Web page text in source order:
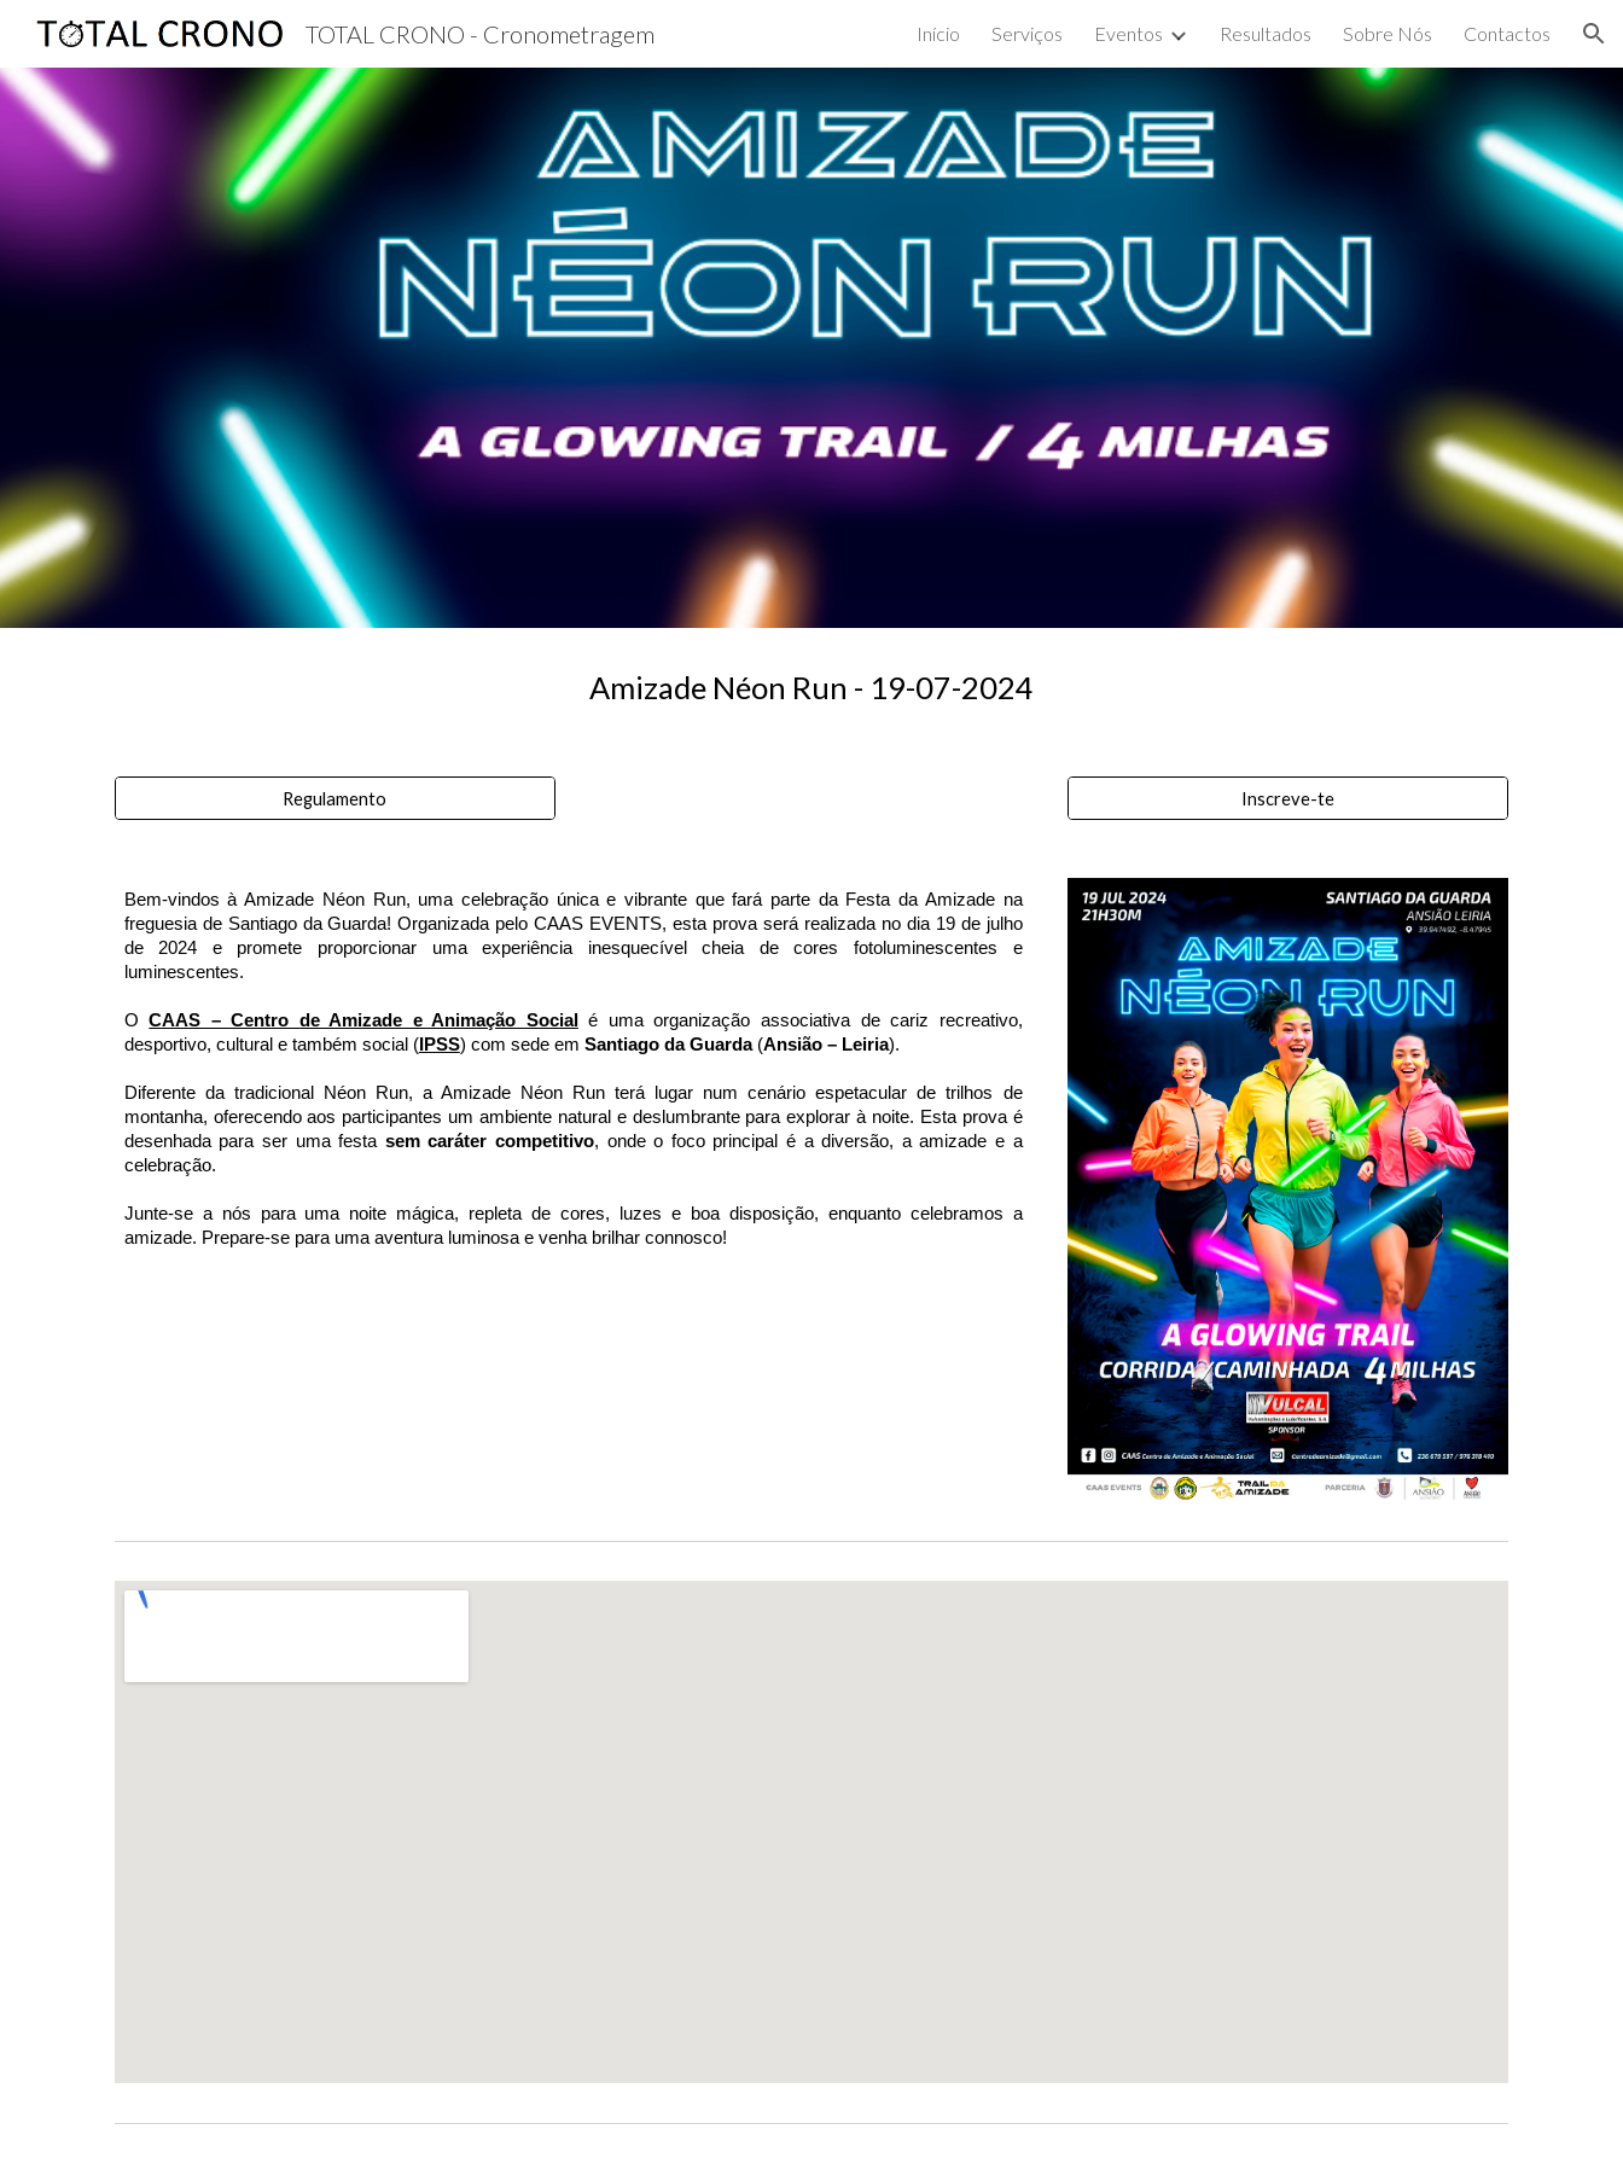
Skip to main content Skip to navigation
TOTAL CRONO - Cronometragem Início Serviços Eventos Resultados Sobre Nós Contactos
Amizade Néon Run - 19-07-2024
Regulamento Inscreve-te
Bem-vindos à Amizade Néon Run, uma celebração única e vibrante que fará parte da Festa da Amizade na
freguesia de Santiago da Guarda! Organizada pelo CAAS EVENTS, esta prova será realizada no dia 19 de julho
de 2024 e promete proporcionar uma experiência inesquecível cheia de cores fotoluminescentes e
luminescentes.
OCAAS – Centro de Amizade e Animação Social
é uma organização associativa de cariz recreativo,
desportivo, cultural e também social (IPSS) com sede em Santiago da Guarda(Ansião – Leiria).
Diferente da tradicional Néon Run, a Amizade Néon Run terá lugar num cenário espetacular de trilhos de
montanha, oferecendo aos participantes um ambiente natural e deslumbrante para explorar à noite. Esta prova é
desenhada para ser uma festa sem caráter competitivo, onde o foco principal é a diversão, a amizade e a
celebração.
Junte-se a nós para uma noite mágica, repleta de cores, luzes e boa disposição, enquanto celebramos a
amizade. Prepare-se para uma aventura luminosa e venha brilhar connosco!